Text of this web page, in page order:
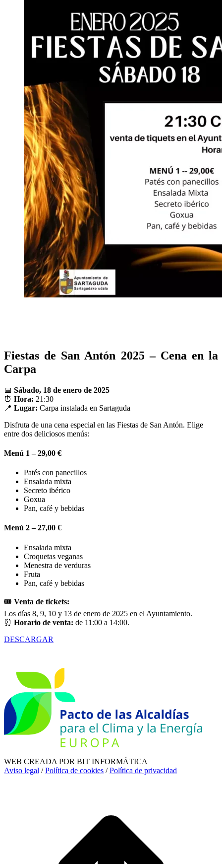
Fiestas de San Antón 2025 – Cena en la
Carpa
📅 Sábado, 18 de enero de 2025
⏰ Hora: 21:30
📍 Lugar: Carpa instalada en Sartaguda
Disfruta de una cena especial en las Fiestas de San Antón. Elige
entre dos deliciosos menús:
Menú 1 – 29,00 €
Patés con panecillos
Ensalada mixta
Secreto ibérico
Goxua
Pan, café y bebidas
Menú 2 – 27,00 €
Ensalada mixta
Croquetas veganas
Menestra de verduras
Fruta
Pan, café y bebidas
🎟️ Venta de tickets:
Los días 8, 9, 10 y 13 de enero de 2025 en el Ayuntamiento.
⏰ Horario de venta: de 11:00 a 14:00.
DESCARGAR
WEB CREADA POR BIT INFORMÁTICA
Aviso legal /Política de cookies /Política de privacidad